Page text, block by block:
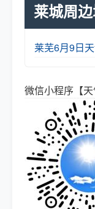
莱城周
莱芜6月9日
微信小程序【